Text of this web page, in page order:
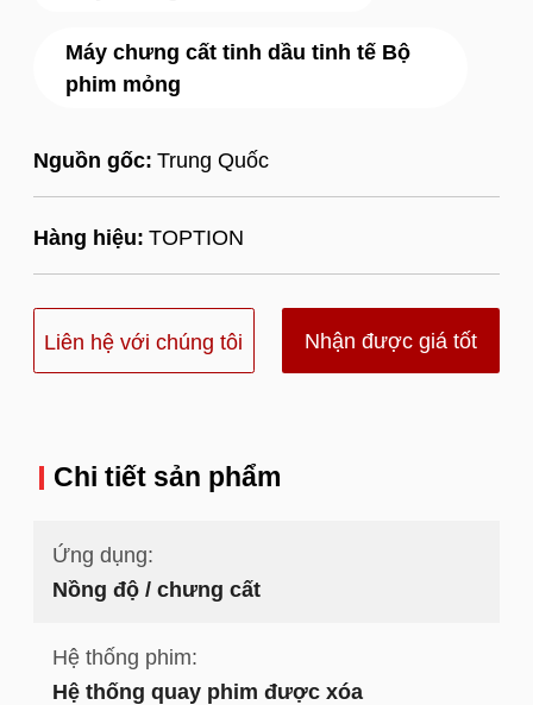
Máy chưng cất tinh dầu tinh tế Bộ
phim mỏng
Nguồn gốc: Trung Quốc
Hàng hiệu: TOPTION
Liên hệ với chúng tôi Nhận được giá tốt
Chi tiết sản phẩm
Ứng dụng:
Nồng độ / chưng cất
Hệ thống phim:
Hệ thống quay phim được xóa